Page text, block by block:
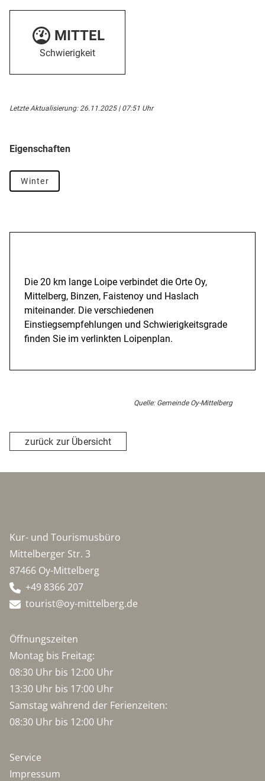
MITTEL
Schwierigkeit
Letzte Aktualisierung: 26.11.2025 | 07:51 Uhr
Eigenschaften
Winter
Die 20 km lange Loipe verbindet die Orte Oy,
Mittelberg, Binzen, Faistenoy und Haslach
miteinander. Die verschiedenen
Einstiegsempfehlungen und Schwierigkeitsgrade
finden Sie im verlinkten Loipenplan.
Quelle: Gemeinde Oy-Mittelberg
zurück zur Übersicht
Kur- und Tourismusbüro
Mittelberger Str. 3
87466 Oy-Mittelberg
+49 8366 207
tourist@oy-mittelberg.de
Öffnungszeiten
Montag bis Freitag:
08:30 Uhr bis 12:00 Uhr
13:30 Uhr bis 17:00 Uhr
Samstag während der Ferienzeiten:
08:30 Uhr bis 12:00 Uhr
Service
Impressum